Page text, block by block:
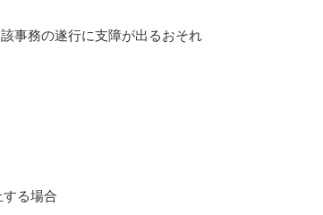
事務の遂行に支障が出るおそれ
る場合